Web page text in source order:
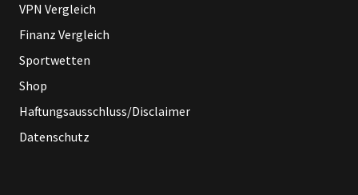
VPN Vergleich
Finanz Vergleich
Sportwetten
Shop
Haftungsausschluss/Disclaimer
Datenschutz